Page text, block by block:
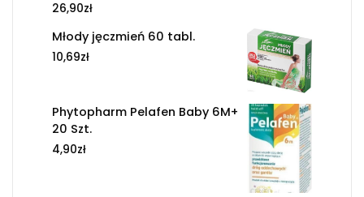
26,90zł
Młody jęczmień 60 tabl.
10,69zł
Phytopharm Pelafen Baby 6M+
20 Szt.
4,90zł